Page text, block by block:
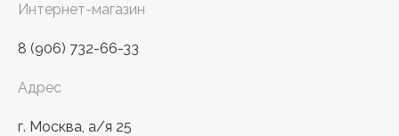
Адрес
г. Москва, а/я 25
Интернет-магазин
8 (906) 732-66-33